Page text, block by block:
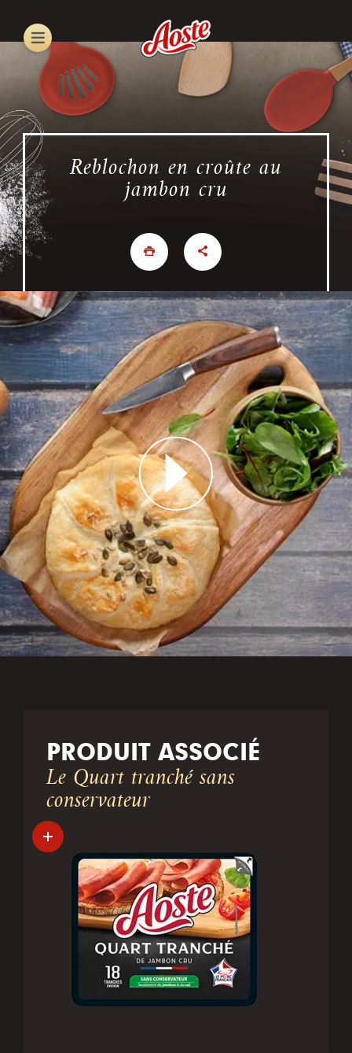
main
content
Reblochon en croûte au
jambon cru
PRODUIT ASSOCIÉ
Le Quart tranché sans
conservateur